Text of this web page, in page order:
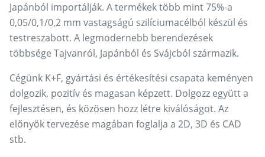
Japánból importálják. A termékek több mint 75%-a
0,05/0,1/0,2 mm vastagságú szilíciumacélból készül és
testreszabott. A legmodernebb berendezések
többsége Tajvanról, Japánból és Svájcból származik.
Cégünk K+F, gyártási és értékesítési csapata keményen
dolgozik, pozitív és magasan képzett. Dolgozz együtt a
fejlesztésen, és közösen hozz létre kiválóságot. Az
előnyök tervezése magában foglalja a 2D, 3D és CAD
stb.